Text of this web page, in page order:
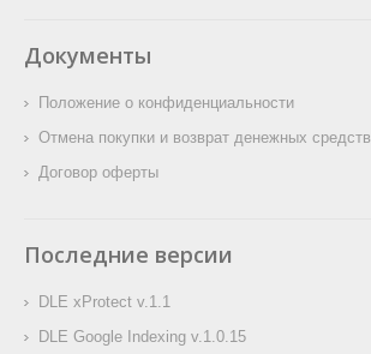
Документы
Положение о конфиденциальности
Отмена покупки и возврат денежных средств
Договор оферты
Последние версии
DLE xProtect v.1.1
DLE Google Indexing v.1.0.15